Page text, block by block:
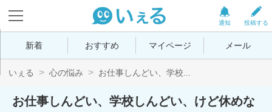
投稿する
通知
新着 おすすめ マイページ メール
いぇる 心の悩み お仕事しんどい、学校...
お仕事しんどい、学校しんどい、けど休めな